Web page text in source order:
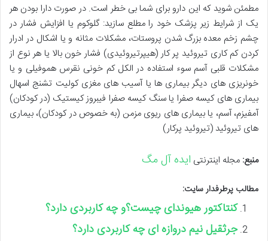
مطمئن شوید که این دارو برای شما بی خطر است. در صورت دارا بودن هر
یک از شرایط زیر پزشک خود را مطلع سازید: گلوکوم یا افزایش فشار در
چشم زخم معده بزرگ شدن پروستات، مشکلات مثانه و یا اشکال در ادرار
کردن کم کاری تیروئید پر کار (هیپرتیروئیدی) فشار خون بالا یا هر نوع از
مشکلات قلبی آسم سوء استفاده در الکل کم خونی نقرس هموفیلی و یا
خونریزی های دیگر بیماری ها یا آسیب های مغزی کولیت تشنج اسهال
بیماری های کیسه صفرا یا سنگ کیسه صفرا فیبروز کیستیک (در کودکان)
آمفیزم، آسم، یا بیماری های ریوی مزمن (به خصوص در کودکان)، بیماری
های تیروئید (تیروئید پرکار)
منبع: مجله اینترنتی ایده آل مگ
مطالب پرطرفدار سایت:
کنتاکتور هیوندای چیست؟و چه کاربردی دارد؟
جرثقیل نیم دروازه ای چه کاربردی دارد؟